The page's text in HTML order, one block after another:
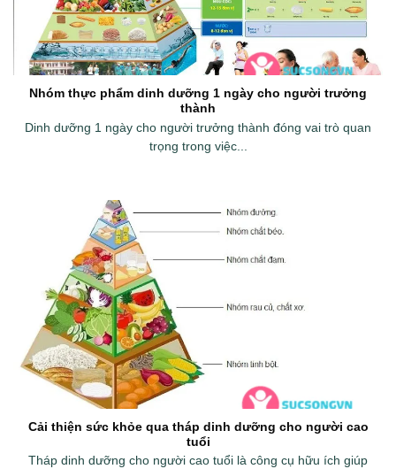
Nhóm thực phẩm dinh dưỡng 1 ngày cho người trưởng
thành
Dinh dưỡng 1 ngày cho người trưởng thành đóng vai trò quan
trọng trong việc...
Cải thiện sức khỏe qua tháp dinh dưỡng cho người cao
tuổi
Tháp dinh dưỡng cho người cao tuổi là công cụ hữu ích giúp